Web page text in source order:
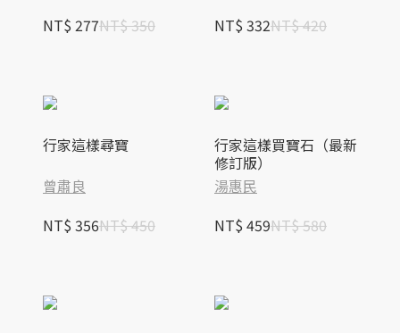
NT$ 277NT$ 350
NT$ 332NT$ 420
行家這樣尋寶
曾肅良
NT$ 356NT$ 450
行家這樣買寶石（最新
修訂版）
湯惠民
NT$ 459NT$ 580